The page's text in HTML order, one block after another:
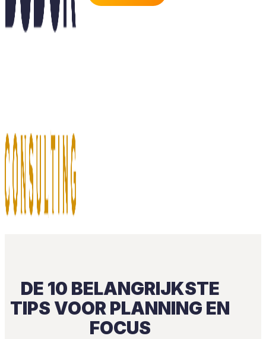
DE 10 BELANGRIJKSTE
TIPS VOOR PLANNING EN
FOCUS